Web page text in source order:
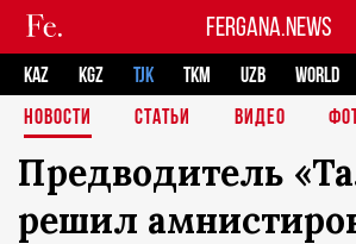
FERGANA.NEWS
KAZ KGZ TJK TKM UZB
WORLD
НОВОСТИ
СТАТЬИ ВИДЕО
Предводитель
решил